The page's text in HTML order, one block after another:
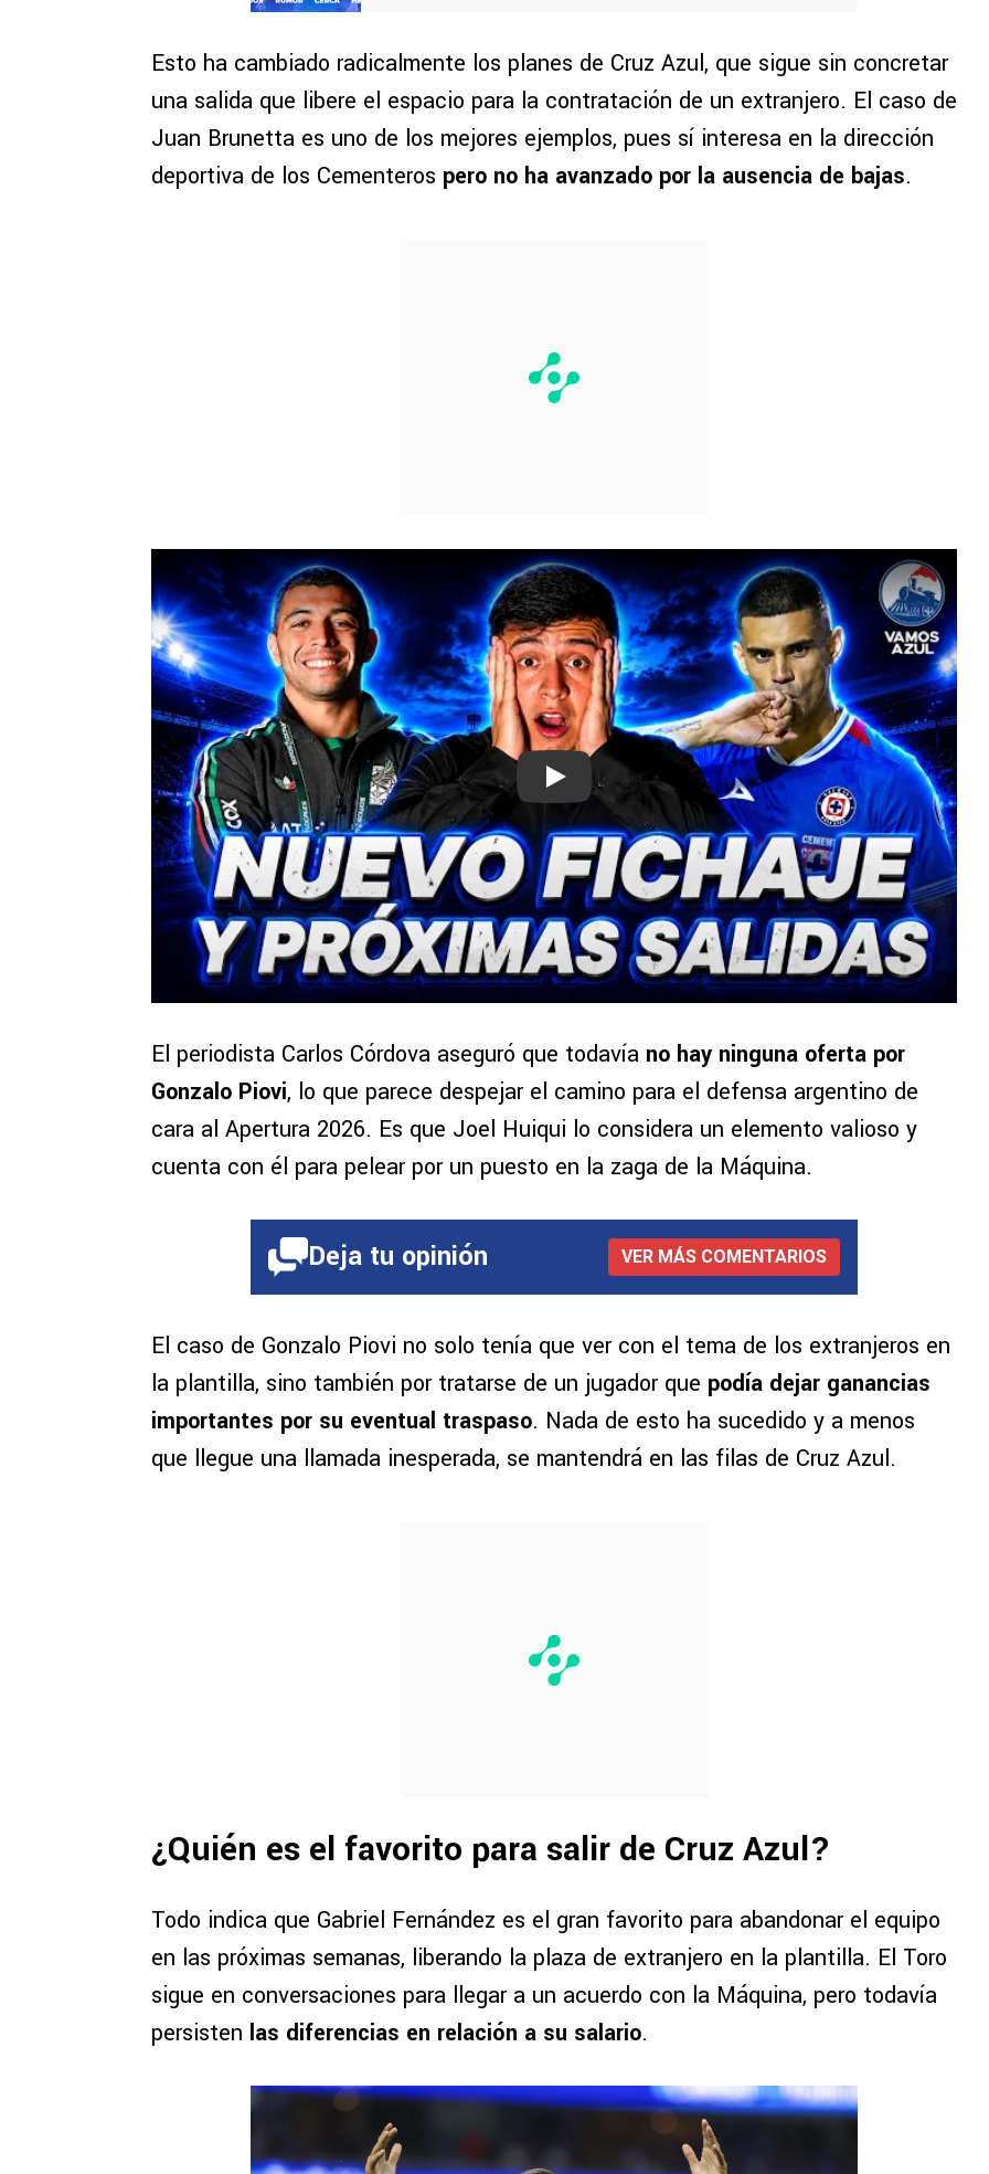
Esto ha cambiado radicalmente los planes de Cruz Azul, que sigue sin concretar
una salida que libere el espacio para la contratación de un extranjero. El caso de
Juan Brunetta es uno de los mejores ejemplos, pues sí interesa en la dirección
deportiva de los Cementeros pero no ha avanzado por la ausencia de bajas.
Play
El periodista Carlos Córdova aseguró que todavía no hay ninguna oferta por
Gonzalo Piovi, lo que parece despejar el camino para el defensa argentino de
cara al Apertura 2026. Es que Joel Huiqui lo considera un elemento valioso y
cuenta con él para pelear por un puesto en la zaga de la Máquina.
Deja tu opinión VER MÁS COMENTARIOS
El caso de Gonzalo Piovi no solo tenía que ver con el tema de los extranjeros en
la plantilla, sino también por tratarse de un jugador que podía dejar ganancias
importantes por su eventual traspaso. Nada de esto ha sucedido y a menos
que llegue una llamada inesperada, se mantendrá en las filas de Cruz Azul.
¿Quién es el favorito para salir de Cruz Azul?
Todo indica que Gabriel Fernández es el gran favorito para abandonar el equipo
en las próximas semanas, liberando la plaza de extranjero en la plantilla. El Toro
sigue en conversaciones para llegar a un acuerdo con la Máquina, pero todavía
persisten las diferencias en relación a su salario.